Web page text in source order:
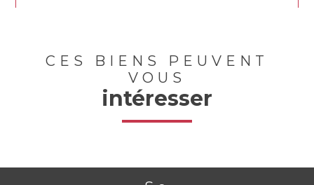
CES BIENS PEUVENT
VOUS
intéresser